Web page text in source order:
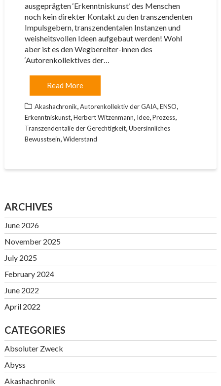
ausgeprägten ‘Erkenntniskunst’ des Menschen
noch kein direkter Kontakt zu den transzendenten
Impulsgebern, transzendentalen Instanzen und
weisheitsvollen Ideen aufgebaut werden! Wohl
aber ist es den Wegbereiter-innen des
‘Autorenkollektives der…
Read More
Akashachronik,Autorenkollektiv der GAIA,ENSO,
Erkenntniskunst,Herbert Witzenmann, Idee,Prozess,
Transzendentalie der Gerechtigkeit,Übersinnliches
Bewusstsein,Widerstand
ARCHIVES
June 2026
November 2025
July 2025
February 2024
June 2022
April 2022
CATEGORIES
Absoluter Zweck
Abyss
Akashachronik